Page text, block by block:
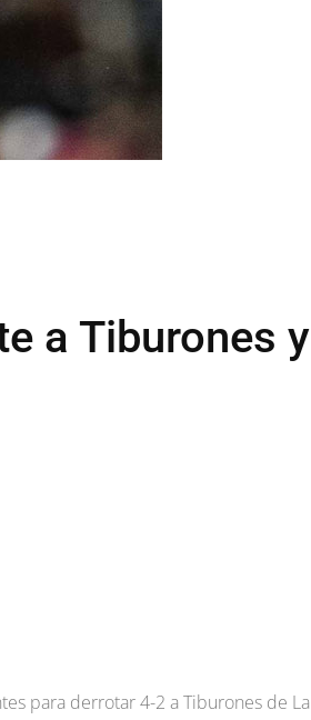
a Tiburones y
para derrotar 4-2 a Tiburones de La